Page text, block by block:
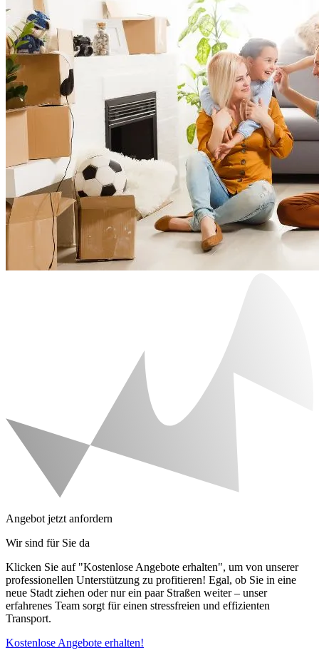
Angebot jetzt anfordern
Wir sind für Sie da
Klicken Sie auf "Kostenlose Angebote erhalten", um von unserer
professionellen Unterstützung zu profitieren! Egal, ob Sie in eine
neue Stadt ziehen oder nur ein paar Straßen weiter – unser
erfahrenes Team sorgt für einen stressfreien und effizienten
Transport.
Kostenlose Angebote erhalten!